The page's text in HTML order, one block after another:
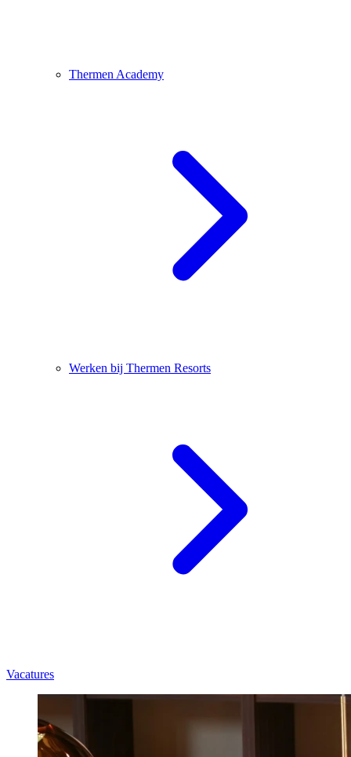
Thermen Academy
Werken bij Thermen Resorts
Vacatures